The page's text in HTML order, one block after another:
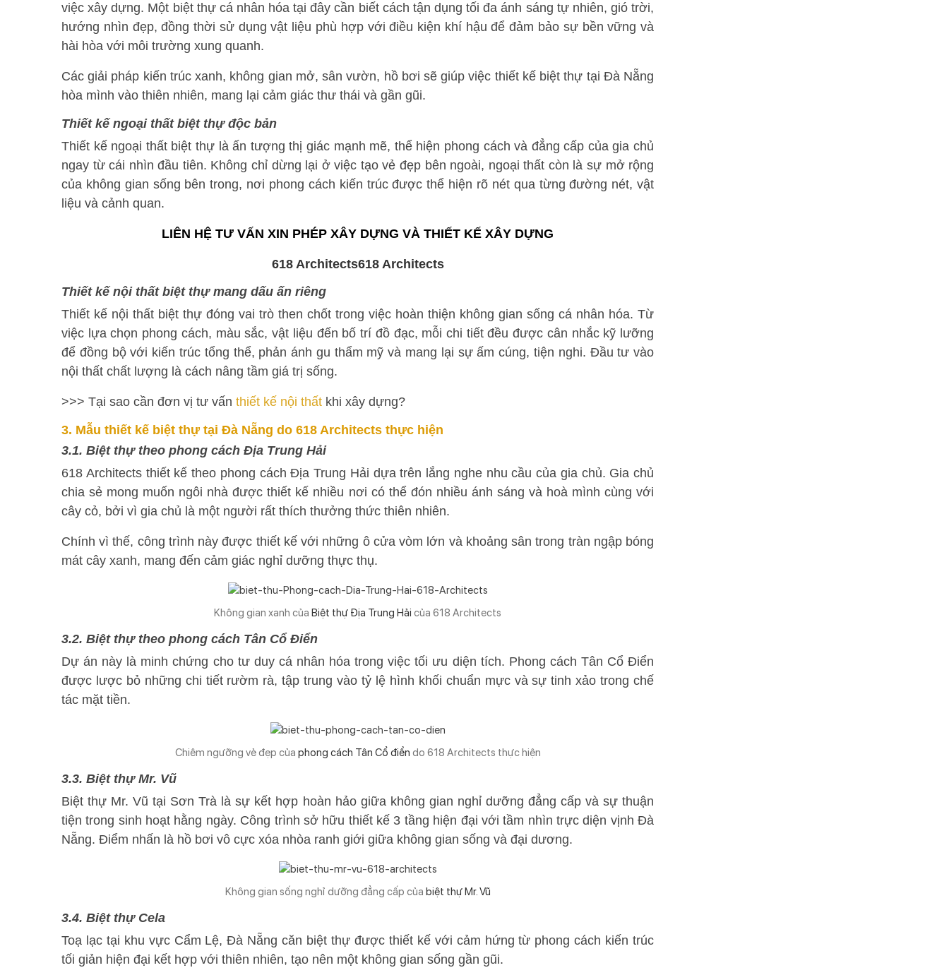
việc xây dựng. Một biệt thự cá nhân hóa tại đây cần biết cách tận dụng tối đa ánh sáng tự nhiên, gió trời,
hướng nhìn đẹp, đồng thời sử dụng vật liệu phù hợp với điều kiện khí hậu để đảm bảo sự bền vững và
hài hòa với môi trường xung quanh.
Các giải pháp kiến trúc xanh, không gian mở, sân vườn, hồ bơi sẽ giúp việc thiết kế biệt thự tại Đà Nẵng
hòa mình vào thiên nhiên, mang lại cảm giác thư thái và gần gũi.
Thiết kế ngoại thất biệt thự độc bản
Thiết kế ngoại thất biệt thự là ấn tượng thị giác mạnh mẽ, thể hiện phong cách và đẳng cấp của gia chủ
ngay từ cái nhìn đầu tiên. Không chỉ dừng lại ở việc tạo vẻ đẹp bên ngoài, ngoại thất còn là sự mở rộng
của không gian sống bên trong, nơi phong cách kiến trúc được thể hiện rõ nét qua từng đường nét, vật
liệu và cảnh quan.
LIÊN HỆ TƯ VẤN XIN PHÉP XÂY DỰNG VÀ THIẾT KẾ XÂY DỰNG
Thiết kế nội thất biệt thự mang dấu ấn riêng
Thiết kế nội thất biệt thự đóng vai trò then chốt trong việc hoàn thiện không gian sống cá nhân hóa. Từ
việc lựa chọn phong cách, màu sắc, vật liệu đến bố trí đồ đạc, mỗi chi tiết đều được cân nhắc kỹ lưỡng
để đồng bộ với kiến trúc tổng thể, phản ánh gu thẩm mỹ và mang lại sự ấm cúng, tiện nghi. Đầu tư vào
nội thất chất lượng là cách nâng tầm giá trị sống.
>>> Tại sao cần đơn vị tư vấn thiết kế nội thất khi xây dựng?
3. Mẫu thiết kế biệt thự tại Đà Nẵng do 618 Architects thực hiện
3.1. Biệt thự theo phong cách Địa Trung Hải
618 Architects thiết kế theo phong cách Địa Trung Hải dựa trên lắng nghe nhu cầu của gia chủ. Gia chủ
chia sẻ mong muốn ngôi nhà được thiết kế nhiều nơi có thể đón nhiều ánh sáng và hoà mình cùng với
cây cỏ, bởi vì gia chủ là một người rất thích thưởng thức thiên nhiên.
Chính vì thế, công trình này được thiết kế với những ô cửa vòm lớn và khoảng sân trong tràn ngập bóng
mát cây xanh, mang đến cảm giác nghỉ dưỡng thực thụ.
Không gian xanh của Biệt thự Địa Trung Hải của 618 Architects
3.2. Biệt thự theo phong cách Tân Cổ Điển
Dự án này là minh chứng cho tư duy cá nhân hóa trong việc tối ưu diện tích. Phong cách Tân Cổ Điển
được lược bỏ những chi tiết rườm rà, tập trung vào tỷ lệ hình khối chuẩn mực và sự tinh xảo trong chế
tác mặt tiền.
Chiêm ngưỡng vẻ đẹp của phong cách Tân Cổ điển do 618 Architects thực hiện
3.3. Biệt thự Mr. Vũ
Biệt thự Mr. Vũ tại Sơn Trà là sự kết hợp hoàn hảo giữa không gian nghỉ dưỡng đẳng cấp và sự thuận
tiện trong sinh hoạt hằng ngày. Công trình sở hữu thiết kế 3 tầng hiện đại với tầm nhìn trực diện vịnh Đà
Nẵng. Điểm nhấn là hồ bơi vô cực xóa nhòa ranh giới giữa không gian sống và đại dương.
Không gian sống nghỉ dưỡng đẳng cấp của biệt thự Mr. Vũ
3.4. Biệt thự Cela
Toạ lạc tại khu vực Cẩm Lệ, Đà Nẵng căn biệt thự được thiết kế với cảm hứng từ phong cách kiến trúc
tối giản hiện đại kết hợp với thiên nhiên, tạo nên một không gian sống gần gũi.